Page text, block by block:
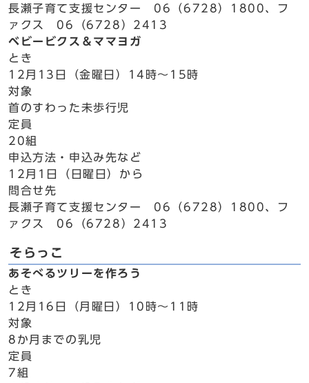
長瀬子育て支援センター 06（6728）1800、フ
ァクス 06（6728）2413
ベビービクス＆ママヨガ
とき
12月13日（金曜日）14時～15時
対象
首のすわった未歩行児
定員
20組
申込方法・申込み先など
12月1日（日曜日）から
問合せ先
長瀬子育て支援センター 06（6728）1800、フ
ァクス 06（6728）2413
そらっこ
あそべるツリーを作ろう
とき
12月16日（月曜日）10時～11時
対象
8か月までの乳児
定員
7組